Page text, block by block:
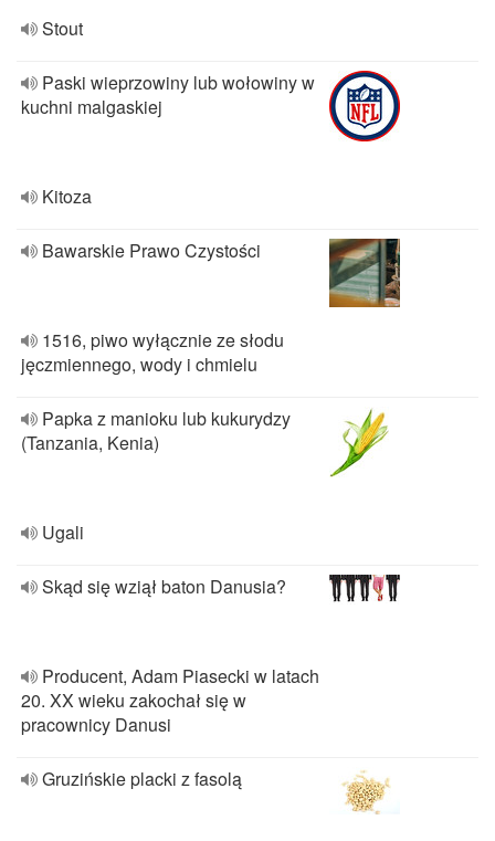
Stout
Paski wieprzowiny lub wołowiny w
kuchni malgaskiej
Kitoza
Bawarskie Prawo Czystości
1516, piwo wyłącznie ze słodu
jęczmiennego, wody i chmielu
Papka z manioku lub kukurydzy
(Tanzania, Kenia)
Ugali
Skąd się wziął baton Danusia?
Producent, Adam Piasecki w latach
20. XX wieku zakochał się w
pracownicy Danusi
Gruzińskie placki z fasolą